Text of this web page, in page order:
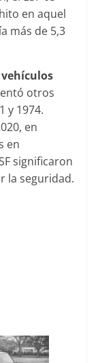
en aquel
más de 5,3
vehículos
otros
y 1974.
en
en
significaron
la seguridad.